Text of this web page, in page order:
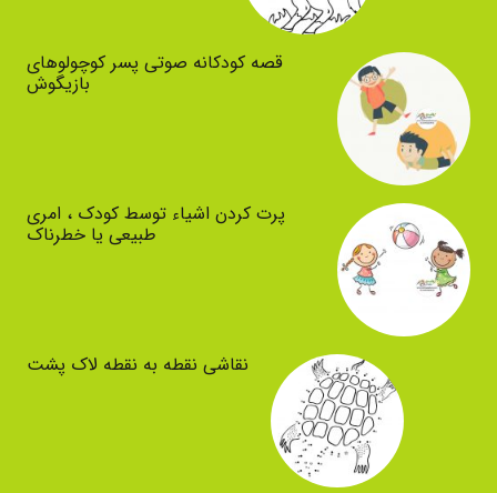
قصه کودکانه صوتی پسر کوچولوهای
بازیگوش
پرت کردن اشیاء توسط کودک ، امری
طبیعی یا خطرناک
نقاشی نقطه به نقطه لاک پشت